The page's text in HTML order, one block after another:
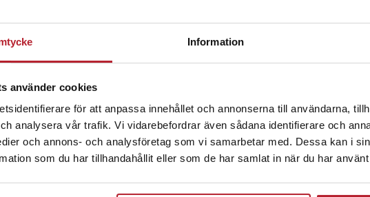
Information
använder cookies
för att anpassa innehållet och annonserna till användarna,
analysera vår trafik. Vi vidarebefordrar även sådana identifierare och
och annons- och analysföretag som vi samarbetar med. Dessa kan i
som du har tillhandahållit eller som de har samlat in när du har
är smidiga att flytta mellan olika platser i
och lämpar sig för dig som vill ha en enkel
Den angivna räckvidden ger flexibilitet vid
även när ljudkällan inte står precis intill.
x 145,0 x 78,1 mm
upp till 50 m
Fortsätt att fynda
Högtalare